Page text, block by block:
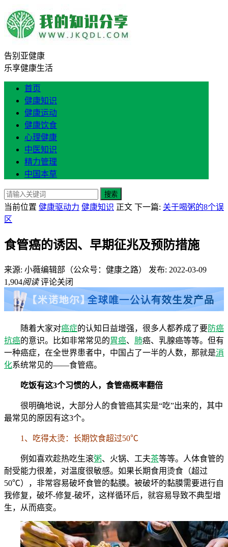
告别亚健康
乐享健康生活
首页
健康知识
健康运动
健康饮食
心理健康
中医知识
精力管理
中国本草
搜索
当前位置 健康驱动力 健康知识 正文 下一篇: 关于喝粥的8个误
区
食管癌的诱因、早期征兆及预防措施
来源: 小薇编辑部（公众号：健康之路） 发布: 2022-03-09
1,904阅读 评论关闭
随着大家对癌症的认知日益增强，很多人都养成了要防癌
抗癌的意识。比如非常常见的胃癌、 肺癌、乳腺癌等等。但有
一种癌症，在全世界患者中，中国占了一半的人数，那就是消
化系统常见的——食管癌。
吃饭有这3个习惯的人，食管癌概率翻倍
很明确地说，大部分人的食管癌其实是“吃”出来的，其中
最常见的原因有这3个。
1、吃得太烫：长期饮食超过50℃
例如喜欢趁热吃生滚粥、火锅、工夫茶等等。人体食管的
耐受能力很差，对温度很敏感。如果长期食用烫食（超过
50℃），非常容易破坏食管的黏膜。被破坏的黏膜需要进行自
我修复，破坏-修复-破坏，这样循环后，就容易导致不典型增
生，从而癌变。